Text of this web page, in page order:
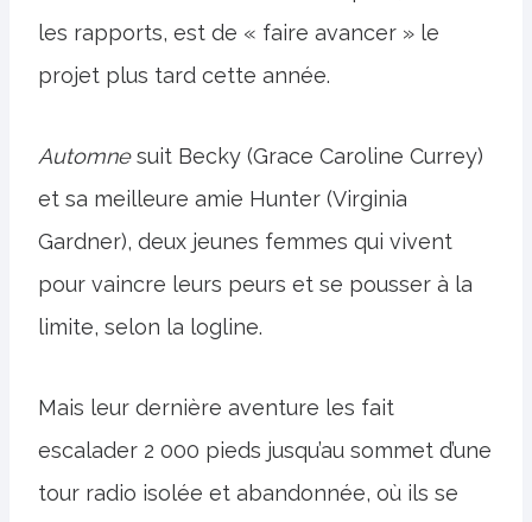
les rapports, est de « faire avancer » le
projet plus tard cette année.
Automnesuit Becky (Grace Caroline Currey)
et sa meilleure amie Hunter (Virginia
Gardner), deux jeunes femmes qui vivent
pour vaincre leurs peurs et se pousser à la
limite, selon la logline.
Mais leur dernière aventure les fait
escalader 2 000 pieds jusqu’au sommet d’une
tour radio isolée et abandonnée, où ils se